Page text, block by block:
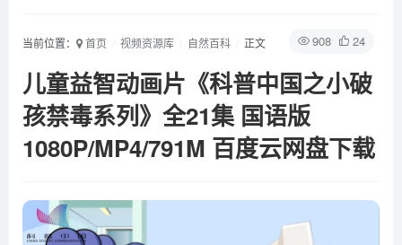
908 24
当前位置： 首页 视频资源库 自然百科 正文
儿童益智动画片《科普中国之小破
孩禁毒系列》全21集 国语版
1080P/MP4/791M 百度云网盘下载